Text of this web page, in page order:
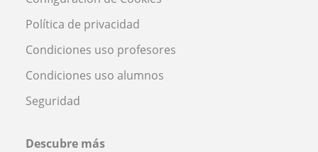
Política de privacidad
Condiciones uso profesores
Condiciones uso alumnos
Seguridad
Descubre más